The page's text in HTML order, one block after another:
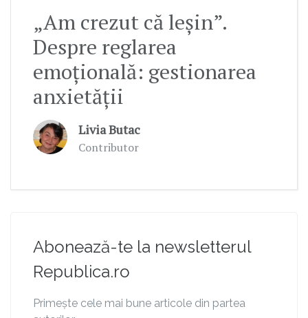
„Am crezut că leşin”.
Despre reglarea
emoţională: gestionarea
anxietăţii
Livia Butac
Contributor
Abonează-te la newsletterul
Republica.ro
Primește cele mai bune articole din partea